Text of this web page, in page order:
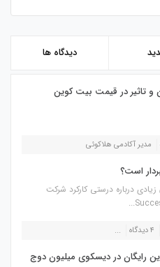
دیدگاه ها
تاثیر در قیمت بیت کوین
مدیر آکادمی هلاکوئی
است؟
زیادی درباره درستی کارکرد شرکت
۴ دیدگاه ...
رایگان در دیسکوی میلیون دوج